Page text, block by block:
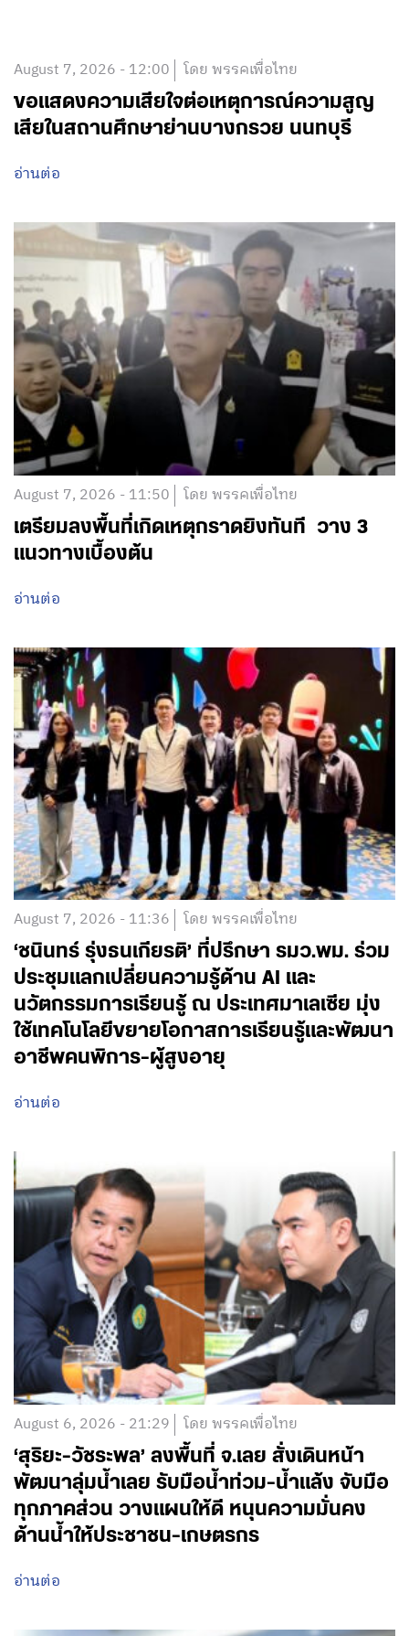
August 7, 2026 - 12:00 โดย พรรคเพื่อไทย
ขอแสดงความเสียใจต่อเหตุการณ์ความสูญ
เสียในสถานศึกษาย่านบางกรวย นนทบุรี
อ่านต่อ
August 7, 2026 - 11:50 โดย พรรคเพื่อไทย
เตรียมลงพื้นที่เกิดเหตุกราดยิงทันที วาง 3
แนวทางเบื้องต้น
อ่านต่อ
August 7, 2026 - 11:36 โดย พรรคเพื่อไทย
‘ชนินทร์ รุ่งธนเกียรติ’ ที่ปรึกษา รมว.พม. ร่วม
ประชุมแลกเปลี่ยนความรู้ด้าน AI และ
นวัตกรรมการเรียนรู้ ณ ประเทศมาเลเซีย มุ่ง
ใช้เทคโนโลยีขยายโอกาสการเรียนรู้และพัฒนา
อาชีพคนพิการ-ผู้สูงอายุ
อ่านต่อ
August 6, 2026 - 21:29 โดย พรรคเพื่อไทย
‘สุริยะ-วัชระพล’ ลงพื้นที่ จ.เลย สั่งเดินหน้า
พัฒนาลุ่มน้ำเลย รับมือน้ำท่วม-น้ำแล้ง จับมือ
ทุกภาคส่วน วางแผนให้ดี หนุนความมั่นคง
ด้านน้ำให้ประชาชน-เกษตรกร
อ่านต่อ